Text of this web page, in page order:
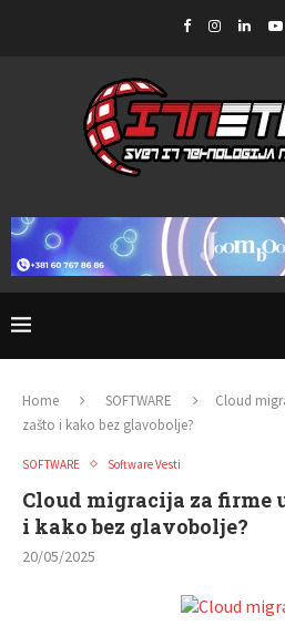
Home SOFTWARE
Cloud
zašto i kako bez glavobolje?
SOFTWARE Software Vesti
Cloud migracija za firme
i kako bez glavobolje?
20/05/2025